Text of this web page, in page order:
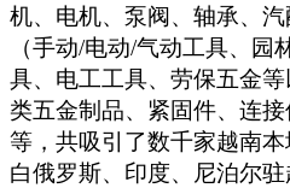
机、电机、泵阀、轴承、
（手动/电动/气动工具、园
具、电工工具、劳保五金
类五金制品、紧固件、连
等，共吸引了数千家越南本
白俄罗斯、印度、尼泊尔